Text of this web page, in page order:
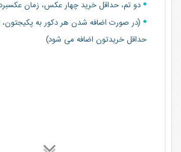
دو تم، حداقل خرید چهار عکس، زمان
(در صورت اضافه شدن هر دکور به
حداقل خریدتون اضافه می شود)